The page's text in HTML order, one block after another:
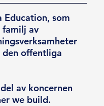
Education, som
familj av
den offentliga
av koncernen
we build.